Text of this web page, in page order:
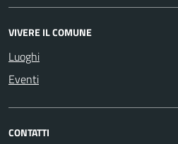
VIVERE IL COMUNE
Luoghi
Eventi
CONTATTI